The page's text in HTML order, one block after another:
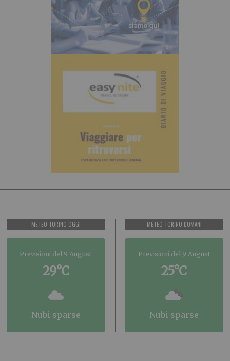
METEO TORINO OGGI
Previsioni del 9 August
29°C
nubi sparse
METEO TORINO DOMANI
Previsioni del 9 August
25°C
nubi sparse